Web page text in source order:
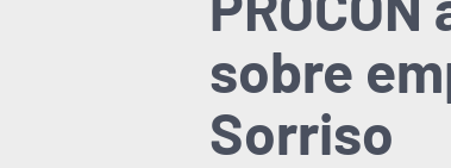
sobre
Sorriso